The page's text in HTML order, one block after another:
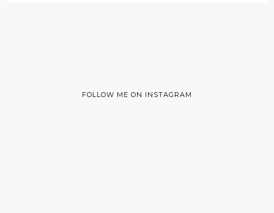
FOLLOW ME ON INSTAGRAM